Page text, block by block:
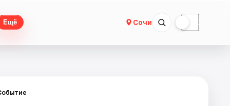
Ещё Сочи ☾